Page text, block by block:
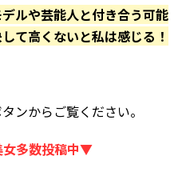
ルや芸能人と付き合う可能
て高くないと私は感じる！
ンからご覧ください。
多数投稿中▼